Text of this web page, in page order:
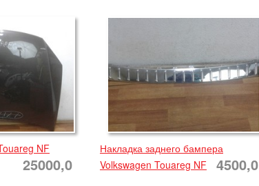
NF
25000,0
Накладка заднего бампера
Volkswagen Touareg NF
4500,0